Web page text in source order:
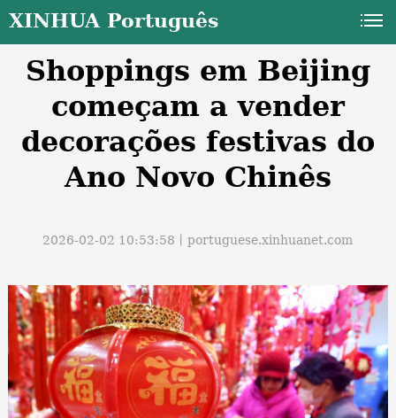
XINHUA Português
Shoppings em Beijing
começam a vender
decorações festivas do
Ano Novo Chinês
2026-02-02 10:53:58丨portuguese.xinhuanet.com